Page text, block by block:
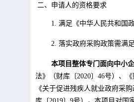
二、申请人的资格要求
1. 满足《中华人民共和国
2. 落实政府采购政策需满
本项目整体专门面向中小
法》（财库〔2020〕46号）、
《关于促进残疾人就业政府采